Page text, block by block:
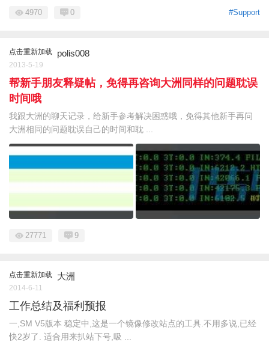
#Support
4970 0
点击重新加载 polis008
2013-5-19
帮新手朋友释疑帖，免得再咨询大洲同样的问题耽误
时间哦
我跟大洲的聊天记录，给新手参考解决困惑哦，免得其他新手再问
大洲相同的问题耽误自己的时间和耽 ...
27771 9
点击重新加载 大洲
2014-6-11
工作总结及福利预报
一,SM V5版本 稳定中,这是一个镜像修改站点的工具.不用多说,已经
快2岁了. 适合用来扒站下号,吸 ...